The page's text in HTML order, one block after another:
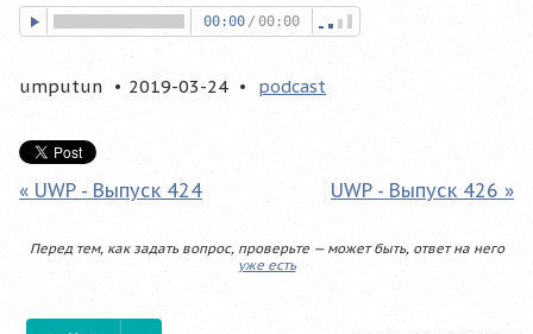
00:00 / 00:00
umputun 2019-03-24 podcast
« UWP - Выпуск 424 UWP - Выпуск 426 »
Перед тем, как задать вопрос, проверьте — может быть, ответ на него
уже есть